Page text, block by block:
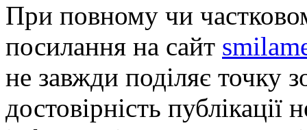
При повному чи
посилання на сайт
не завжди поділяє точку
достовірність публікації